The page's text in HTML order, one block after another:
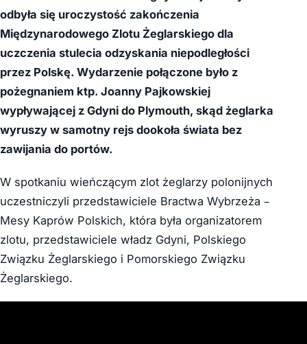
odbyła się uroczystość zakończenia
Międzynarodowego Zlotu Żeglarskiego dla
uczczenia stulecia odzyskania niepodległości
przez Polskę. Wydarzenie połączone było z
pożegnaniem ktp. Joanny Pajkowskiej
wypływającej z Gdyni do Plymouth, skąd żeglarka
wyruszy w samotny rejs dookoła świata bez
zawijania do portów.
W spotkaniu wieńczącym zlot żeglarzy polonijnych
uczestniczyli przedstawiciele Bractwa Wybrzeża –
Mesy Kaprów Polskich, która była organizatorem
zlotu, przedstawiciele władz Gdyni, Polskiego
Związku Żeglarskiego i Pomorskiego Związku
Żeglarskiego.